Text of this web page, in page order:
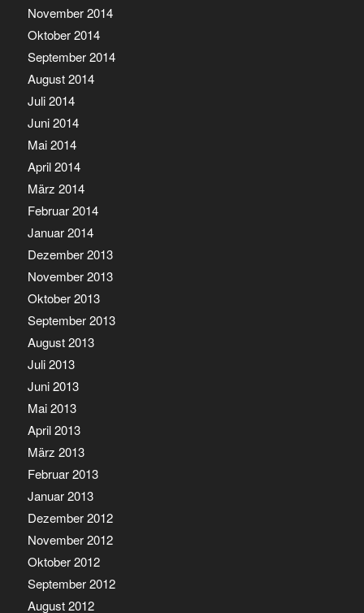
November 2014
Oktober 2014
September 2014
August 2014
Juli 2014
Juni 2014
Mai 2014
April 2014
März 2014
Februar 2014
Januar 2014
Dezember 2013
November 2013
Oktober 2013
September 2013
August 2013
Juli 2013
Juni 2013
Mai 2013
April 2013
März 2013
Februar 2013
Januar 2013
Dezember 2012
November 2012
Oktober 2012
September 2012
August 2012